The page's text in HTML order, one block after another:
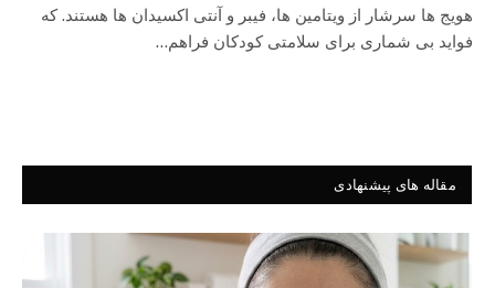
هویج‌ ها سرشار از ویتامین‌ ها، فیبر و آنتی‌ اکسیدان‌ ها هستند. که
فواید بی‌ شماری برای سلامتی کودکان فراهم…
مقاله های پیشنهادی